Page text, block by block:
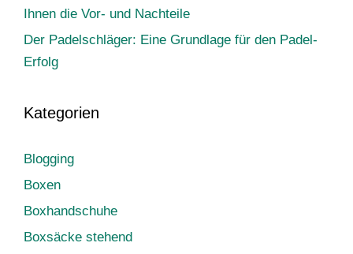
Ihnen die Vor- und Nachteile
Der Padelschläger: Eine Grundlage für den Padel-
Erfolg
Kategorien
Blogging
Boxen
Boxhandschuhe
Boxsäcke stehend